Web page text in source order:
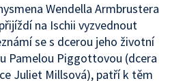
Wendella Armbrustera
na Ischii vyzvednout
se s dcerou jeho životní
Pamelou Piggottovou (dcera
Juliet Millsová), patří k těm